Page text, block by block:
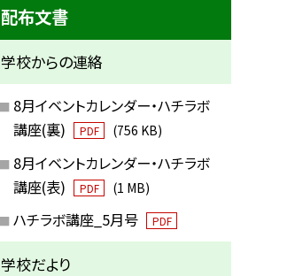
配布文書
学校からの連絡
8月イベントカレンダー・ハチラボ
講座(裏)
PDF (756 KB)
8月イベントカレンダー・ハチラボ
講座(表)
PDF (1 MB)
ハチラボ講座_5月号 PDF
学校だより